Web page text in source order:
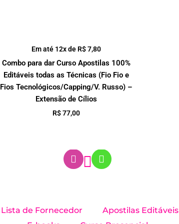
Em até 12x de R$7,80
Combo para dar Curso Apostilas 100%
Editáveis todas as Técnicas (Fio Fio e
Fios Tecnológicos/Capping/V. Russo) –
Extensão de Cílios
R$77,00
n
h
Lista de Fornecedor Apostilas Editáveis